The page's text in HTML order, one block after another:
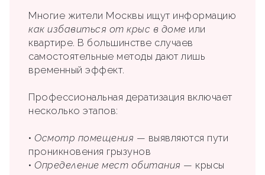
Многие жители Москвы ищут информацию
как избавиться от крыс в доме или
квартире. В большинстве случаев
самостоятельные методы дают лишь
временный эффект.
Профессиональная дератизация включает
несколько этапов:
• Осмотр помещения — выявляются пути
проникновения грызунов
• Определение мест обитания — крысы